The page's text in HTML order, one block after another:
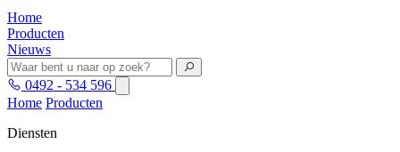
Home
Producten
Nieuws
0492 - 534 596
Home Producten
Diensten